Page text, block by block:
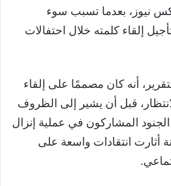
نيوز، بعدما تسبب سوء
إلقاء كلمته خلال احتفالات
أنه كان مصممًا على إلقاء
قبل أن يشير إلى الظروف
المشاركون في عملية إنزال
أثارت انتقادات واسعة على